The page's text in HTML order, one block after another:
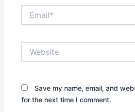
Save my name, email, and
for the next time I comment.